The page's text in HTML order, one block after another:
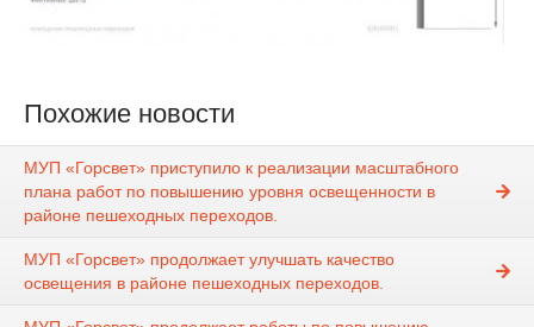
Похожие новости
МУП «Горсвет» приступило к реализации масштабного
плана работ по повышению уровня освещенности в
районе пешеходных переходов.
МУП «Горсвет» продолжает улучшать качество
освещения в районе пешеходных переходов.